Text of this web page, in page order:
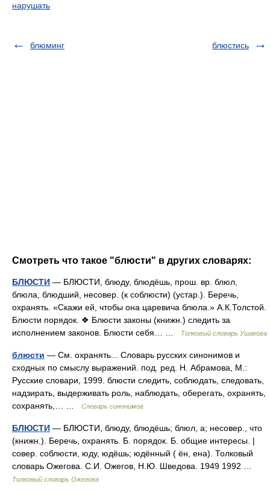
нарушать
блюминг блюстись
Смотреть что такое "блюсти" в других словарях:
БЛЮСТИ — БЛЮСТИ, блюду, блюдёшь, прош. вр. блюл,
блюла, блюдший, несовер. (к соблюсти) (устар.). Беречь,
охранять. «Скажи ей, чтобы она царевича блюла.» А.К.Толстой.
Блюсти порядок. ❖ Блюсти законы (книжн.) следить за
исполнением законов. Блюсти себя… …
Толковый словарь Ушакова
блюсти — См. охранять... Словарь русских синонимов и
сходных по смыслу выражений. под. ред. Н. Абрамова, М.:
Русские словари, 1999. блюсти следить, соблюдать, следовать,
надзирать, выдерживать роль, наблюдать, оберегать, охранять,
сохранять,… …
Словарь синонимов
БЛЮСТИ — БЛЮСТИ, блюду, блюдёшь; блюл, а; несовер., что
(книжн.). Беречь, охранять. Б. порядок. Б. общие интересы. |
совер. соблюсти, юду, юдёшь; юдённый ( ён, ена). Толковый
словарь Ожегова. С.И. Ожегов, Н.Ю. Шведова. 1949 1992 …
Толковый словарь Ожегова